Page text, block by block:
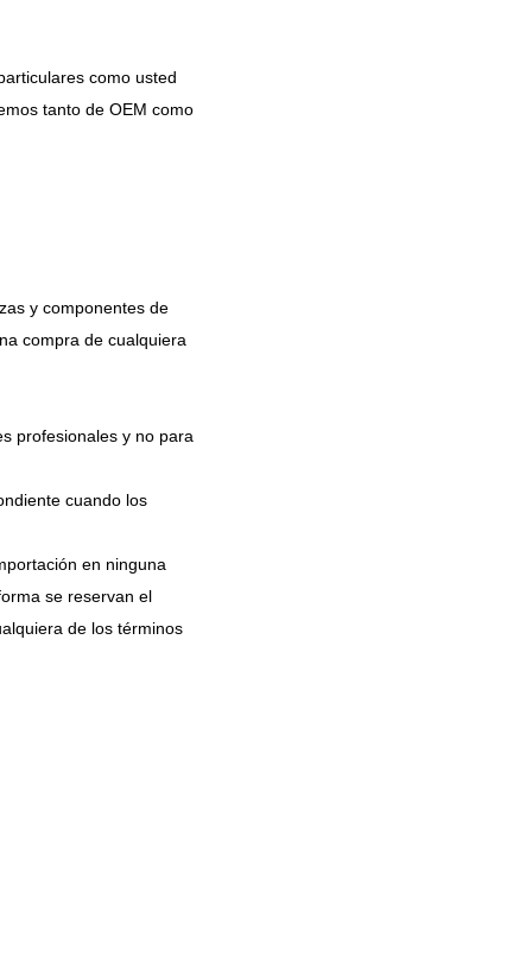
como usted
tanto de OEM como
y componentes de
compra de cualquiera
profesionales y no para
cuando los
en ninguna
se reservan el
de los términos